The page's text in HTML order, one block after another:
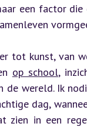
een factor
tot kunst, van
op school,
de wereld. Ik
dag,
zien in een